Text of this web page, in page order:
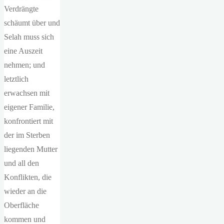
Verdrängte
schäumt über und
Selah muss sich
eine Auszeit
nehmen; und
letztlich
erwachsen mit
eigener Familie,
konfrontiert mit
der im Sterben
liegenden Mutter
und all den
Konflikten, die
wieder an die
Oberfläche
kommen und